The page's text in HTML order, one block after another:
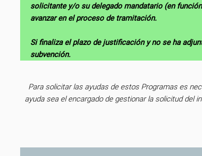
solicitante y/o su delegado mandatario (en
avanzar en el proceso de tramitación.
Si finaliza el plazo de justificación y no se ha
subvención.
Para solicitar las ayudas de estos Programas es
ayuda sea el encargado de gestionar la solicitud del